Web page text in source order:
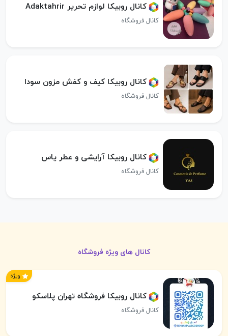
کانال روبیکا لوازم تحریر Adaktahrir
کانال فروشگاه
کانال روبیکا کیف و کفش مزون سودا
کانال فروشگاه
کانال روبیکا آرایشی و عطر یاس
کانال فروشگاه
کانال های ویژه فروشگاه
ویژه
کانال روبیکا فروشگاه تهران پلاسکو
کانال فروشگاه